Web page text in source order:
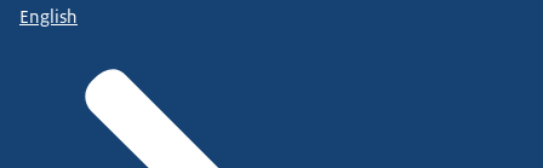
English